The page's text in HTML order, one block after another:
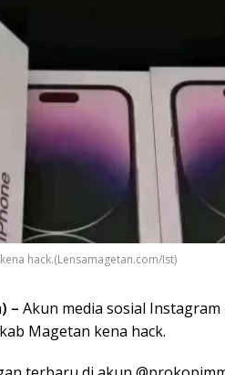
hack.(Lensamagetan.com/Ist)
– Akun media sosial
Magetan kena hack.